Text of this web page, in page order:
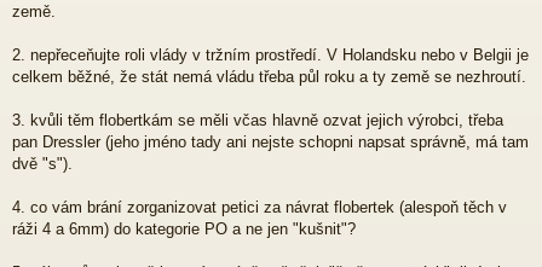
e
země.
2. nepřeceňujte roli vlády v tržním prostředí. V Holandsku nebo v Belgii je
celkem běžné, že stát nemá vládu třeba půl roku a ty země se nezhroutí.
3. kvůli těm flobertkám se měli včas hlavně ozvat jejich výrobci, třeba
pan Dressler (jeho jméno tady ani nejste schopni napsat správně, má tam
dvě "s").
4. co vám brání zorganizovat petici za návrat flobertek (alespoň těch v
ráži 4 a 6mm) do kategorie PO a ne jen "kušnit"?